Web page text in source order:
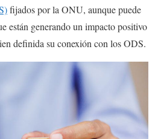
fijados por la ONU, aunque puede
están generando un impacto positivo
definida su conexión con los ODS.